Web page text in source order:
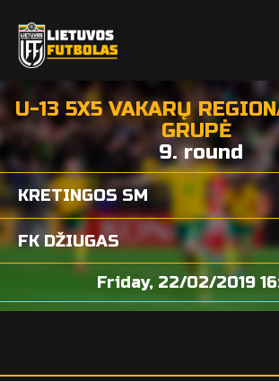
U-13 5X5 VAKARŲ
GRUPĖ
9. round
KRETINGOS SM
FK DŽIUGAS
Friday, 22/02/2019